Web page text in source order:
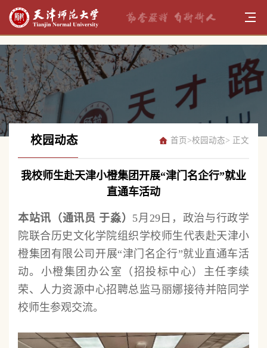
校园动态 首页 >校园动态> 正文
我校师生赴天津小橙集团开展“津门名企行”就业
直通车活动
本站讯（通讯员 于淼） 5月29日，政治与行政学
院联合历史文化学院组织学校师生代表赴天津小
橙集团有限公司开展“津门名企行”就业直通车活
动。小橙集团办公室（招投标中心）主任李续
荣、人力资源中心招聘总监马丽娜接待并陪同学
校师生参观交流。